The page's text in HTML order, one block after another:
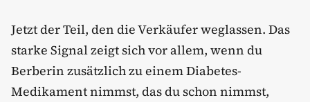
Jetzt der Teil, den die Verkäufer weglassen. Das
starke Signal zeigt sich vor allem, wenn du
Berberin zusätzlich zu einem Diabetes-
Medikament nimmst, das du schon nimmst,